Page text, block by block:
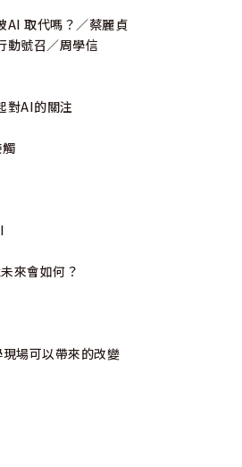
AI 取代嗎？／蔡麗貞
動號召／周學信
對AI的關注
來會如何？
場可以帶來的改變